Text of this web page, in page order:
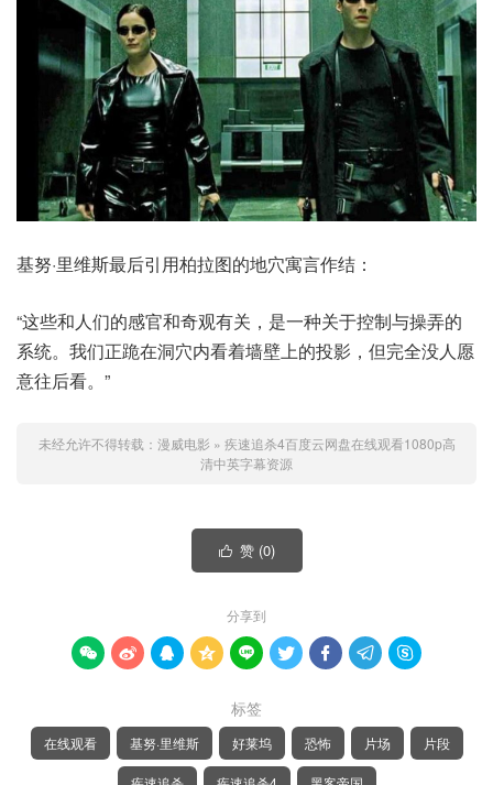
基努·里维斯最后引用柏拉图的地穴寓言作结：
“这些和人们的感官和奇观有关，是一种关于控制与操弄的
系统。我们正跪在洞穴内看着墙壁上的投影，但完全没人愿
意往后看。”
未经允许不得转载： 漫威电影 » 疾速追杀4百度云网盘在线观看1080p高
清中英字幕资源
 赞 (0)
分享到
        
标签
在线观看 基努·里维斯 好莱坞 恐怖 片场 片段